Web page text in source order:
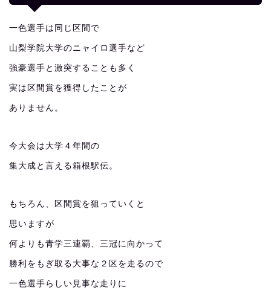
一色選手は同じ区間で
山梨学院大学のニャイロ選手など
強豪選手と激突することも多く
実は区間賞を獲得したことが
ありません。
今大会は大学４年間の
集大成と言える箱根駅伝。
もちろん、区間賞を狙っていくと
思いますが
何よりも青学三連覇、三冠に向かって
勝利をもぎ取る大事な２区を走るので
一色選手らしい見事な走りに